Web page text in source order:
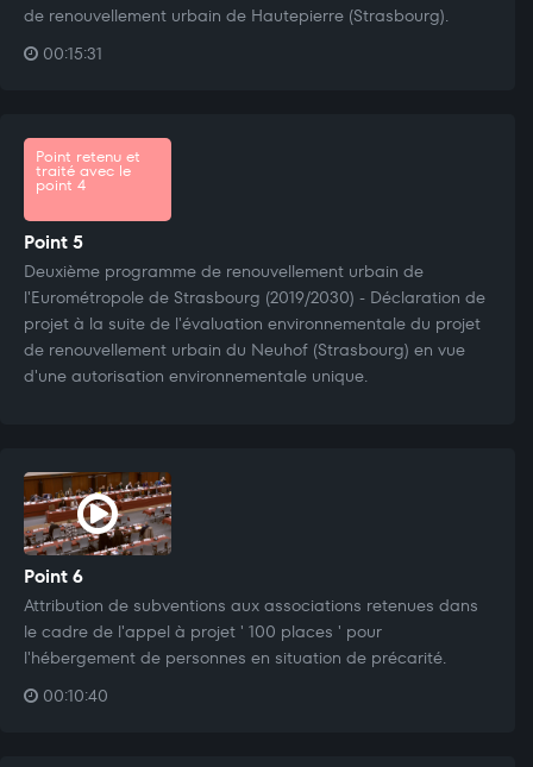
de renouvellement urbain de Hautepierre (Strasbourg).
00:15:31
Point retenu et
traité avec le
point 4
Point 5
Deuxième programme de renouvellement urbain de
l'Eurométropole de Strasbourg (2019/2030) - Déclaration de
projet à la suite de l'évaluation environnementale du projet
de renouvellement urbain du Neuhof (Strasbourg) en vue
d'une autorisation environnementale unique.
Point 6
Attribution de subventions aux associations retenues dans
le cadre de l'appel à projet ' 100 places ' pour
l'hébergement de personnes en situation de précarité.
00:10:40